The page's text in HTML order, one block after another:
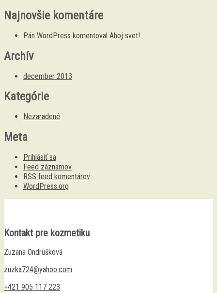
Najnovšie komentáre
Pán WordPress komentoval Ahoj svet!
Archív
december 2013
Kategórie
Nezaradené
Meta
Prihlásiť sa
Feed záznamov
RSS feed komentárov
WordPress.org
Kontakt pre kozmetiku
Zuzana Ondrušková
zuzka724@yahoo.com
+421 905 117 223